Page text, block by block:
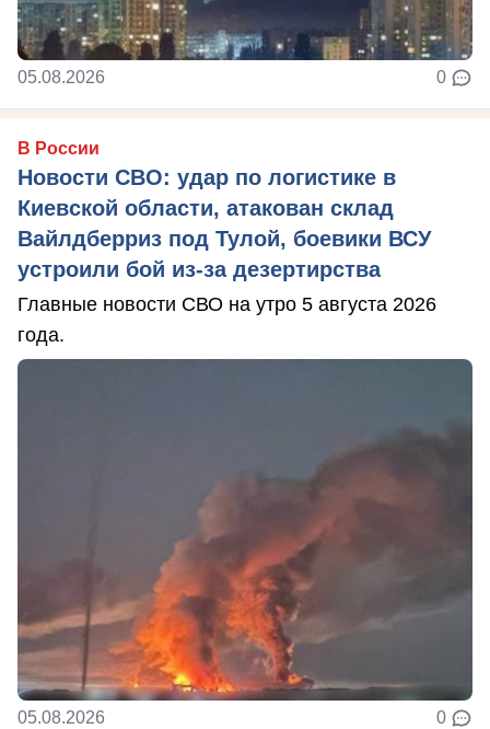
05.08.2026 0
В России
Новости СВО: удар по логистике в
Киевской области, атакован склад
Вайлдберриз под Тулой, боевики ВСУ
устроили бой из-за дезертирства
Главные новости СВО на утро 5 августа 2026
года.
05.08.2026 0